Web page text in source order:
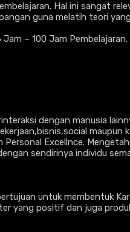
Hal ini sangat
guna melatih teori
Jam – 100 Jam
dengan manusia
maupun
Excellnce.
sendirinya individu
untuk membentuk
yang positif dan juga